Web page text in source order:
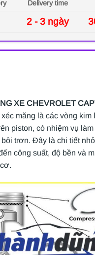
Delivery time
2 - 3 ngày
XE CHEVROLET
măng là các vòng
piston, có nhiệm vụ
bôi trơn. Đây là chi tiết
công suất, độ bền và